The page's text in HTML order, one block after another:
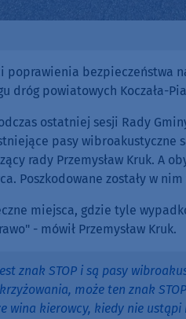
bezpieczeństwa
dróg powiatowych Koczała-
ostatniej sesji Rady
pasy wibroakustyczne
rady Przemysław Kruk. A
Poszkodowane zostały w
miejsca, gdzie tyle
- mówił Przemysław Kruk.
znak STOP i są pasy
może ten znak
wina kierowcy, kiedy nie